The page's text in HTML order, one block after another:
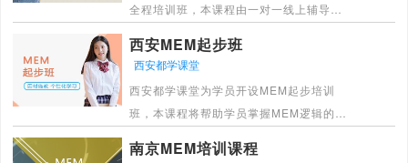
全程培训班，本课程由一对一线上辅导，
障！
西安MEM起步班
西安都学课堂
西安都学课堂为学员开设MEM起步培训
班，本课程将帮助学员掌握MEM逻辑的考
解，学员更能接收。消化知识点。
南京MEM培训课程